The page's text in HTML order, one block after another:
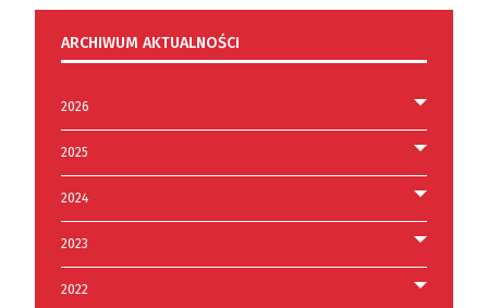
ARCHIWUM AKTUALNOŚCI
2026
2025
2024
2023
2022